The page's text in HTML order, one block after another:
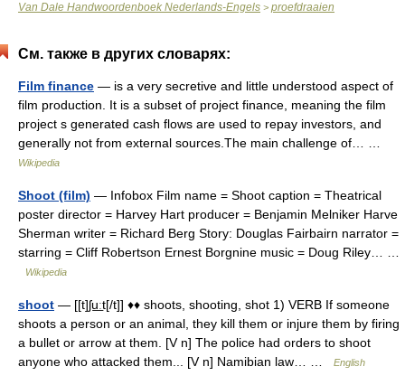
Van Dale Handwoordenboek Nederlands-Engels > proefdraaien
См. также в других словарях:
Film finance — is a very secretive and little understood aspect of
film production. It is a subset of project finance, meaning the film
project s generated cash flows are used to repay investors, and
generally not from external sources.The main challenge of… …
Wikipedia
Shoot (film) — Infobox Film name = Shoot caption = Theatrical
poster director = Harvey Hart producer = Benjamin Melniker Harve
Sherman writer = Richard Berg Story: Douglas Fairbairn narrator =
starring = Cliff Robertson Ernest Borgnine music = Doug Riley… …
Wikipedia
shoot — [[t]ʃu͟ːt[/t]] ♦♦ shoots, shooting, shot 1) VERB If someone
shoots a person or an animal, they kill them or injure them by firing
a bullet or arrow at them. [V n] The police had orders to shoot
anyone who attacked them... [V n] Namibian law… …
English